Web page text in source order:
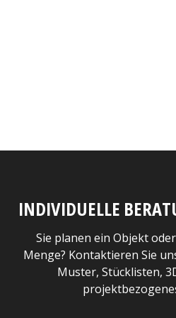
INDIVIDUELLE
Sie planen ein Objekt
Menge? Kontaktieren Sie
Muster, Stücklisten,